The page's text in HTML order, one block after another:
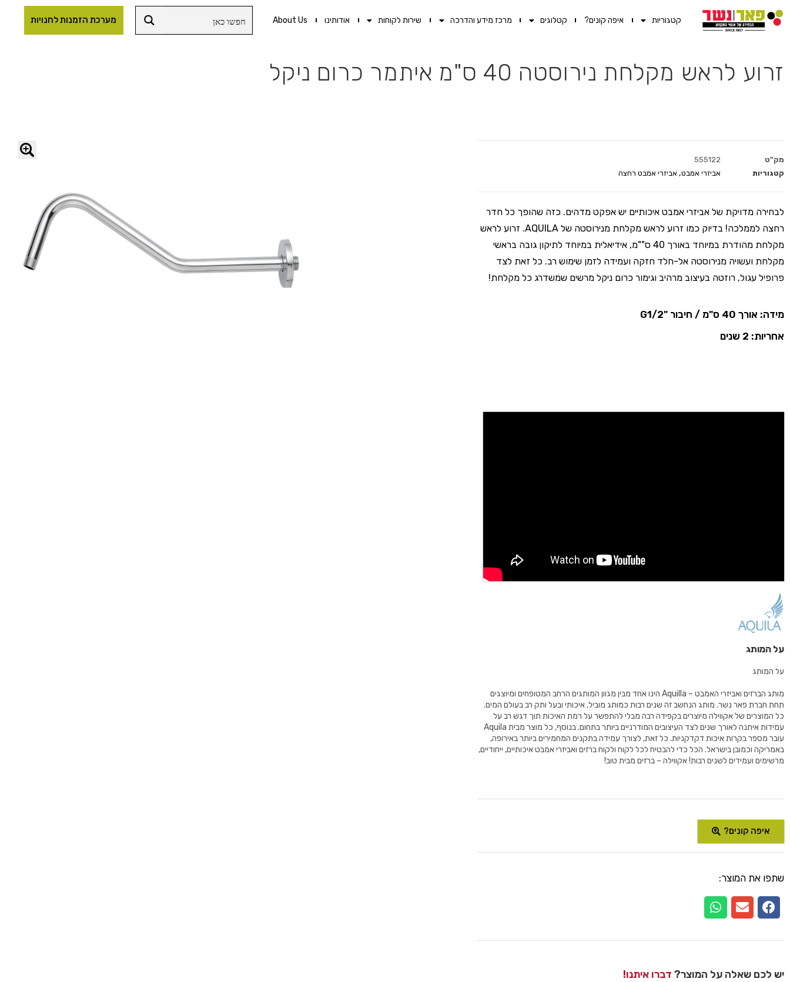
קטגוריות איפה קונים? קטלוגים מרכז מידע והדרכה שירות לקוחות אודותינו About Us מערכת הזמנות לחנויות
זרוע לראש מקלחת נירוסטה 40 ס"מ איתמר כרום ניקל
מק"ט
555122
קטגוריות
אביזרי אמבט, אביזרי אמבט רחצה
לבחירה מדויקת של אביזרי אמבט איכותיים יש אפקט מדהים. כזה שהופך כל חדר
רחצה לממלכה! בדיוק כמו זרוע לראש מקלחת מנירוסטה של AQUILA. זרוע לראש
מקלחת מהודרת במיוחד באורך 40 ס""מ, אידיאלית במיוחד לתיקון גובה בראשי
מקלחת ועשויה מנירוסטה אל-חלד חזקה ועמידה לזמן שימוש רב. כל זאת לצד
פרופיל עגול, רוזטה בעיצוב מרהיב וגימור כרום ניקל מרשים שמשדרג כל מקלחת!
מידה: אורך 40 ס"מ / חיבור "G1/2
אחריות: 2 שנים
על המותג
על המותג
מותג הברזים ואביזרי האמבט – Aquilla הינו אחד מבין מגוון המותגים הרחב המטופחים ומיוצגים
תחת חברת פאר נשר. מותג הנחשב זה שנים רבות כמותג מוביל, איכותי ובעל ותק רב בעולם המים.
כל המוצרים של אקווילה מיוצרים בקפידה רבה מבלי להתפשר על רמת האיכות תוך דגש רב על
עמידות איתנה לאורך שנים לצד העיצובים המודרניים ביותר בתחום. בנוסף, כל מוצר מבית Aquila
עובר מספר בקרות איכות דקדקניות. כל זאת, לצורך עמידה בתקנים המחמירים ביותר באירופה,
באמריקה וכמובן בישראל. הכל כדי להבטיח לכל לקוח ולקוח ברזים ואביזרי אמבט איכותיים, ייחודיים,
מרשימים ועמידים לשנים רבות! אקווילה – ברזים מבית טוב!
איפה קונים?
שתפו את המוצר:
יש לכם שאלה על המוצר? דברו איתנו!